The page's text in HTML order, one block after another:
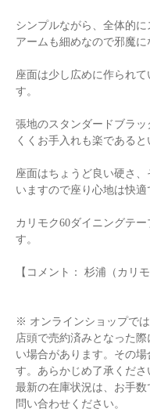
シンプルながら、全体的に
アームも細めなので邪魔に
座面は少し広めに作られ
す。
張地のスタンダードブラ
くくお手入れも楽であると
座面はちょうど良い硬さ
いますので座り心地は快適
カリモク60ダイニングテ
す。
【コメント： 杉浦（カリ
※ オンラインショップで
店頭で売約済みとなった
い場合があります。その
す。あらかじめ了承くださ
最新の在庫状況は、お手
問い合わせください。